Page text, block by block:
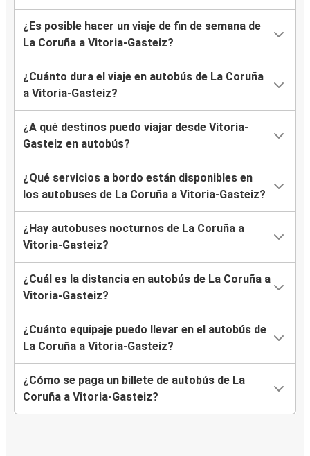
¿Es posible hacer un viaje de fin de semana de
La Coruña a Vitoria-Gasteiz?
¿Cuánto dura el viaje en autobús de La Coruña
a Vitoria-Gasteiz?
¿A qué destinos puedo viajar desde Vitoria-
Gasteiz en autobús?
¿Qué servicios a bordo están disponibles en
los autobuses de La Coruña a Vitoria-Gasteiz?
¿Hay autobuses nocturnos de La Coruña a
Vitoria-Gasteiz?
¿Cuál es la distancia en autobús de La Coruña a
Vitoria-Gasteiz?
¿Cuánto equipaje puedo llevar en el autobús de
La Coruña a Vitoria-Gasteiz?
¿Cómo se paga un billete de autobús de La
Coruña a Vitoria-Gasteiz?